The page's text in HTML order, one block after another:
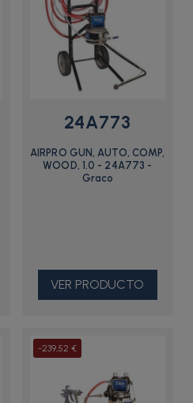
24A773
AIRPRO GUN, AUTO, COMP,
WOOD, 1.0 - 24A773 -
Graco
VER PRODUCTO
-239,52 €